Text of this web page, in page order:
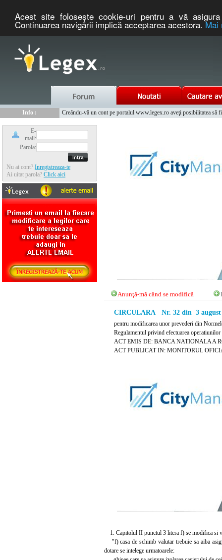
Acest site foloseşte cookie-uri pentru a vă
Continuarea navigării implică acceptarea acestora.Mai
Info :
Creându-vă un cont pe portalul www.legex.ro aveţi posibilitatea să
E-
mail:
Parola:
Nu ai cont? Inregistreaza-te
Ai uitat parola? Click aici
Anunţă-mă când se modifică
CIRCULARA Nr. 32 din 3 august
pentru modificarea unor prevederi din
Regulamentul privind efectuarea
ACT EMIS DE: BANCA NATIONALA A
ACT PUBLICAT IN: MONITORUL
1. Capitolul II punctul 3 litera f) se modifica si
"f) casa de schimb valutar trebuie sa aiba
dotare se intelege urmatoarele: